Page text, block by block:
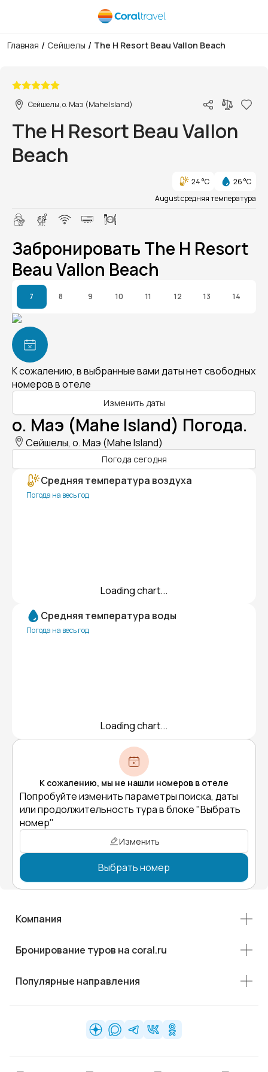
Главная / Сейшелы / The H Resort Beau Vallon Beach
Сейшелы, о. Маэ (Mahe Island)
The H Resort Beau Vallon
Beach
24 °C
26 °C
August средняя температура
Забронировать The H Resort
Beau Vallon Beach
7 8 9 10 11 12 13 14
К сожалению, в выбранные вами даты нет свободных
номеров в отеле
Изменить даты
о. Маэ (Mahe Island) Погода.
Сейшелы, о. Маэ (Mahe Island)
Погода сегодня
Средняя температура воздуха
Погода на весь год
Loading chart...
Средняя температура воды
Погода на весь год
Loading chart...
К сожалению, мы не нашли номеров в отеле
Попробуйте изменить параметры поиска, даты
или продолжительность тура в блоке "Выбрать
номер"
Изменить
Выбрать номер
Компания
Бронирование туров на coral.ru
Популярные направления